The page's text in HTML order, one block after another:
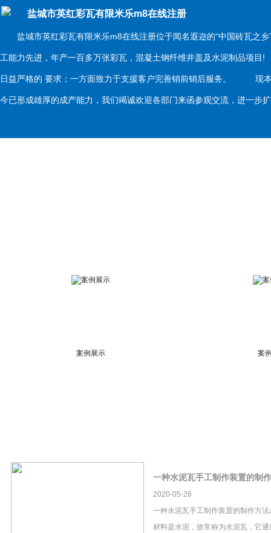
盐城市英红彩瓦有限米乐m8在线注册
盐城市英红彩瓦有限米乐m8在线注册位于闻名遐迩的“中国砖瓦之乡
工能力先进，年产一百多万张彩瓦，混凝土钢纤维井盖及水泥制品项
日益严格的 要求；一方面致力于支援客户完善销前销后服务。 现本
今已形成雄厚的成产能力，我们竭诚欢迎各部门来函参观交流，进一
案例展示 案
一种水泥瓦手工制作装置的制
2020-05-26
一种水泥瓦手工制作装置的制作方
材料是水泥，故常称为水泥瓦，它